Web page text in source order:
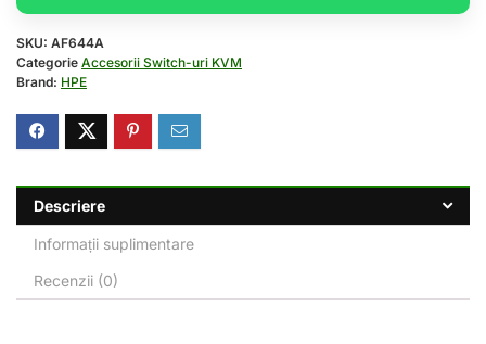
SKU: AF644A
Categorie Accesorii Switch-uri KVM
Brand: HPE
Descriere
Informații suplimentare
Recenzii (0)